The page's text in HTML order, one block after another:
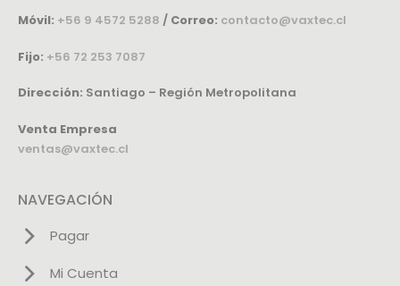
Móvil: +56 9 4572 5288 / Correo: contacto@vaxtec.cl
Fijo: +56 72 253 7087
Dirección: Santiago – Región Metropolitana
Venta Empresa
ventas@vaxtec.cl
NAVEGACIÓN
Pagar
Mi Cuenta